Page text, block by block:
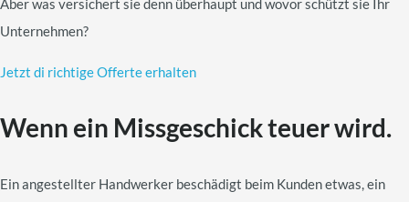
Aber was versichert sie denn überhaupt und wovor schützt sie Ihr
Unternehmen?
Jetzt di richtige Offerte erhalten
Wenn ein Missgeschick teuer wird.
Ein angestellter Handwerker beschädigt beim Kunden etwas, ein